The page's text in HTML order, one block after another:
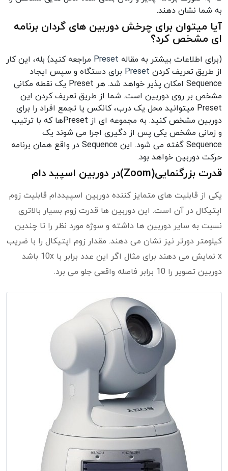
به شما نشان دهند.
آیا میتوان برای چرخش دوربین های گردان برنامه
ای مشخص کرد؟
(برای اطلاعات بیشتر به مقاله Preset مراجعه کنید) بله، این کار
از طریق تعریف کردن Preset برای دستگاه و سپس ایجاد
Sequence امکان پذیر خواهد شد. هر Preset یک نقطه مکانی
مشخص بر روی دوربین است. شما از طریق تعریف کردن این
Preset میتوانید محل یک درب، کانکس یا تجمع افراد را برای
دوربین مشخص کنید. به مجموعه ای از Presetها که با ترتیب
و زمانی مشخص یکی پس از دگیری اجرا می شوند یک
Sequence گفته می شود. این Sequence در واقع همان برنامه
حرکت دوربین خواهد بود.
قدرت بزرگنمایی(Zoom)در دوربین اسپید دام
یکی از قابلیت های متمایز کننده دوربین اسپیددام قابلیت زوم
اپتیکال در آن است. این دوربین ها قدرت زوم بسیار بالاتری
نسبت به سایر دوربین ها داشته و سوژه مورد نظر را تا چندین
کیلومتر دورتر نیز نشان می دهند. مقدار زوم اپتیکال را با ضریب
x نمایش می دهند برای مثال اگر این عدد برابر با 10x باشد
دوربین تصویر را 10 برابر فاصله واقعی جلو می برد.